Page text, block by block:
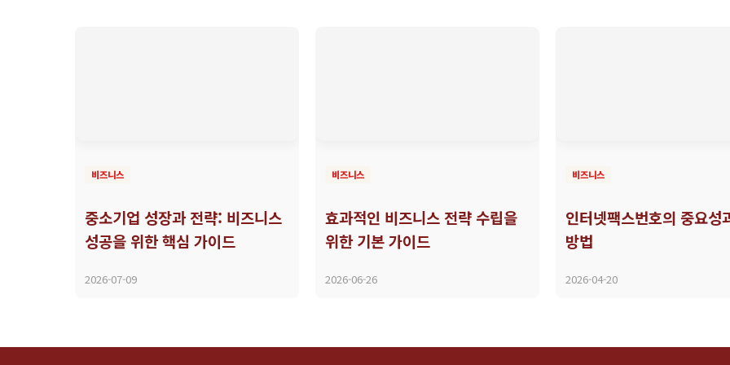
비즈니스
중소기업 성장과 전략: 비즈니스
성공을 위한 핵심 가이드
2026-07-09
비즈니스
효과적인 비즈니스 전략 수립을
위한 기본 가이드
2026-06-26
비즈니스
인터넷팩스번호의 중요성
방법
2026-04-20